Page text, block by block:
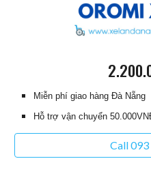
Miễn phí giao hàng Đà Nẵng
Hỗ trợ vận chuyển
Call